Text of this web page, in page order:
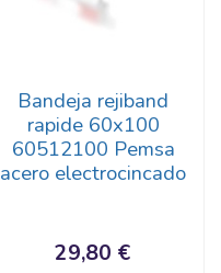
Bandeja rejiband
rapide 60x100
60512100 Pemsa
acero electrocincado
29,80 €